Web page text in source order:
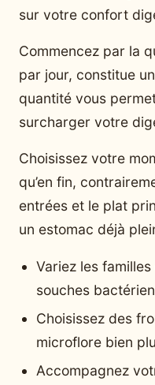
sur votre confort
Commencez par la
par jour, constitue
quantité vous
surcharger votre
Choisissez votre
qu’en fin,
entrées et le plat
un estomac déjà
Variez les
souches
Choisissez des
microflore bien
Accompagnez